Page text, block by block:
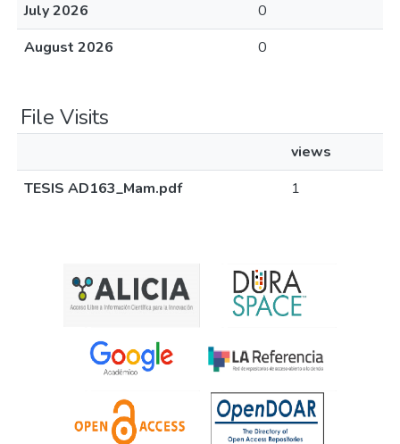
July 2026
0
August 2026
0
File Visits
views
TESIS AD163_Mam.pdf
1